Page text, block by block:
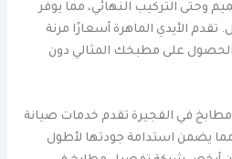
وحتى التركيب النهائي، مما يوفر
تقدم الأيدي الماهرة أسعارًا مرنة
على مطبخك المثالي دون
في الفجيرة تقدم خدمات صيانة
مما يضمن استدامة جودتها لأطول